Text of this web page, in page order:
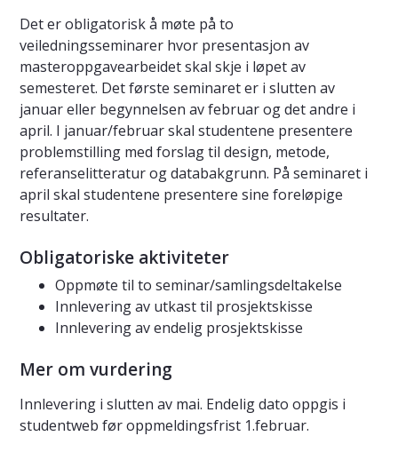
Det er obligatorisk å møte på to
veiledningsseminarer hvor presentasjon av
masteroppgavearbeidet skal skje i løpet av
semesteret. Det første seminaret er i slutten av
januar eller begynnelsen av februar og det andre i
april. I januar/februar skal studentene presentere
problemstilling med forslag til design, metode,
referanselitteratur og databakgrunn. På seminaret i
april skal studentene presentere sine foreløpige
resultater.
Obligatoriske aktiviteter
Oppmøte til to seminar/samlingsdeltakelse
Innlevering av utkast til prosjektskisse
Innlevering av endelig prosjektskisse
Mer om vurdering
Innlevering i slutten av mai. Endelig dato oppgis i
studentweb før oppmeldingsfrist 1.februar.